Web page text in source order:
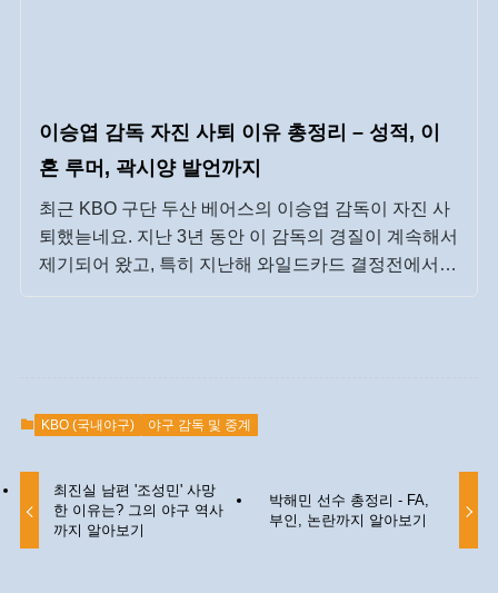
이승엽 감독 자진 사퇴 이유 총정리 – 성적, 이
혼 루머, 곽시양 발언까지
최근 KBO 구단 두산 베어스의 이승엽 감독이 자진 사
퇴했늗네요. 지난 3년 동안 이 감독의 경질이 계속해서
제기되어 왔고, 특히 지난해 와일드카드 결정전에서
올라온 KT에게 아무런 저항조차 하지 못하고 무력하
KBO (국내야구) 야구 감독 및 중계
최진실 남편 '조성민' 사망
한 이유는? 그의 야구 역사
까지 알아보기
박해민 선수 총정리 - FA,
부인, 논란까지 알아보기